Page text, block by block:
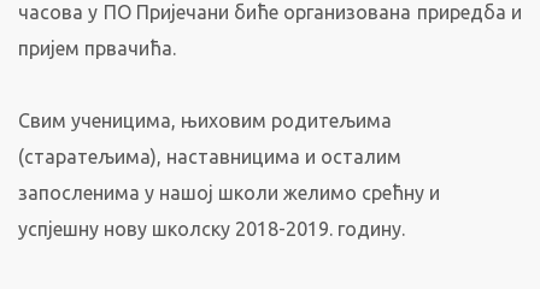
часова у ПО Пријечани биће организована приредба и
пријем првачића.
Свим ученицима, њиховим родитељима
(старатељима), наставницима и осталим
запосленима у нашој школи желимо срећну и
успјешну нову школску 2018-2019. годину.